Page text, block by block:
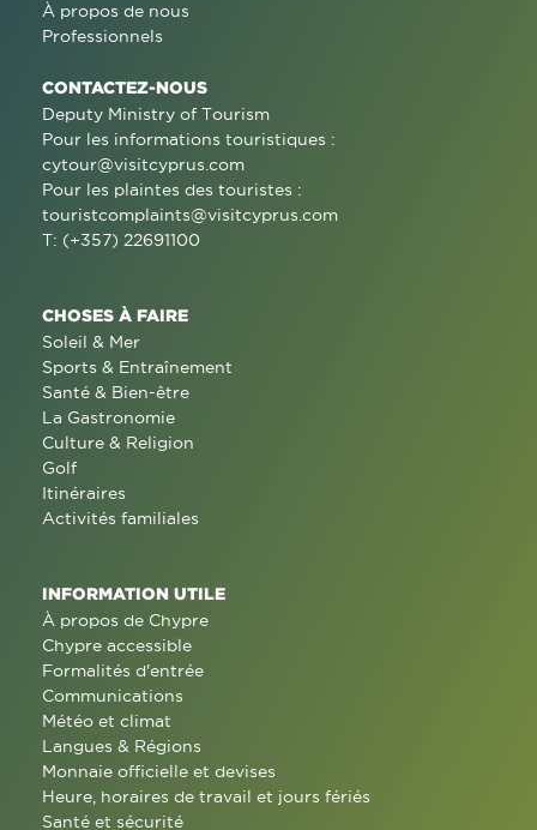
À propos de nous
Professionnels
CONTACTEZ-NOUS
Deputy Ministry of Tourism
Pour les informations touristiques :
cytour@visitcyprus.com
Pour les plaintes des touristes :
touristcomplaints@visitcyprus.com
T: (+357) 22691100
CHOSES À FAIRE
Soleil & Mer
Sports & Entraînement
Santé & Bien-être
La Gastronomie
Culture & Religion
Golf
Itinéraires
Activités familiales
INFORMATION UTILE
À propos de Chypre
Chypre accessible
Formalités d'entrée
Communications
Météo et climat
Langues & Régions
Monnaie officielle et devises
Heure, horaires de travail et jours fériés
Santé et sécurité